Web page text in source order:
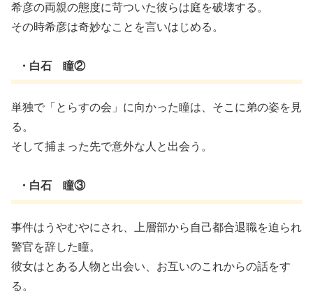
希彦の両親の態度に苛ついた彼らは庭を破壊する。
その時希彦は奇妙なことを言いはじめる。
・白石 瞳②
単独で「とらすの会」に向かった瞳は、そこに弟の姿を見
る。
そして捕まった先で意外な人と出会う。
・白石 瞳③
事件はうやむやにされ、上層部から自己都合退職を迫られ
警官を辞した瞳。
彼女はとある人物と出会い、お互いのこれからの話をす
る。